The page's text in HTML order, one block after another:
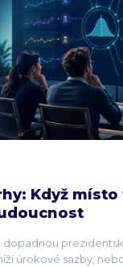
Když
dopadnou
úrokové sazby,